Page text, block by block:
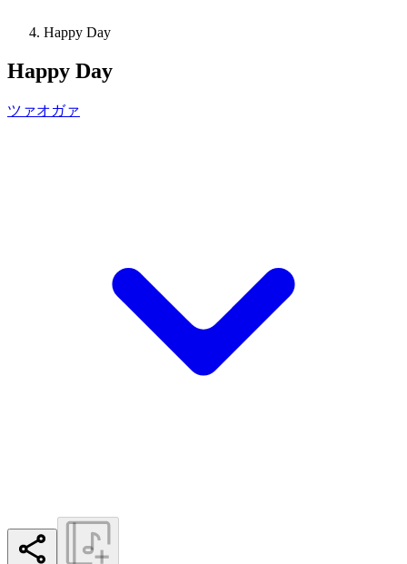
Happy Day
Happy Day
ツァオガァ